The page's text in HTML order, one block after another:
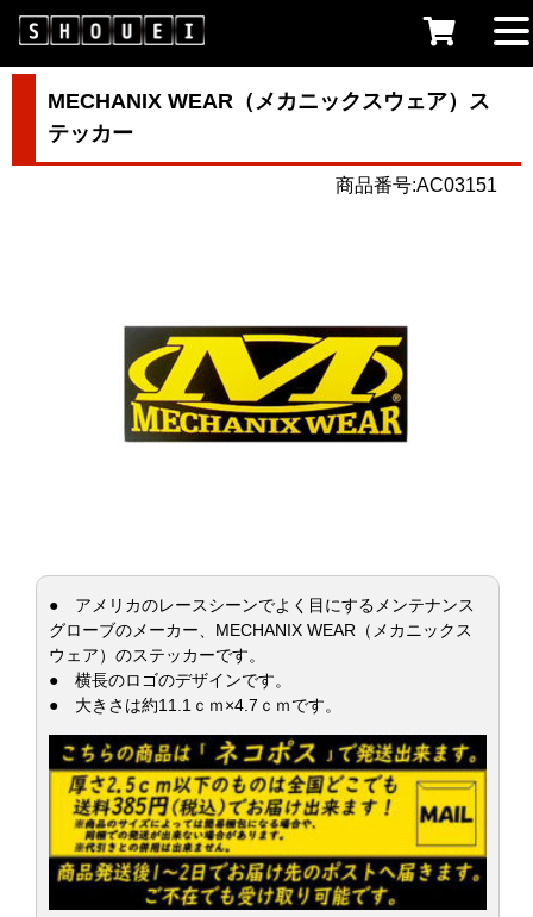
MECHANIX WEAR（メカニックスウェア）ス
テッカー
商品番号:AC03151
● アメリカのレースシーンでよく目にするメンテナンス
グローブのメーカー、MECHANIX WEAR（メカニックス
ウェア）のステッカーです。
● 横長のロゴのデザインです。
● 大きさは約11.1ｃｍ×4.7ｃｍです。